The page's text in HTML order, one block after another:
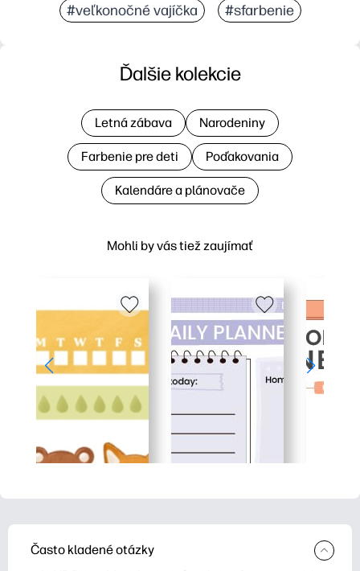
#veľkonočné vajíčka #sfarbenie
Mohli by vás tiež zaujímať
Ďalšie kolekcie
Letná zábava Narodeniny
Farbenie pre deti Poďakovania
Kalendáre a plánovače
Často kladené otázky